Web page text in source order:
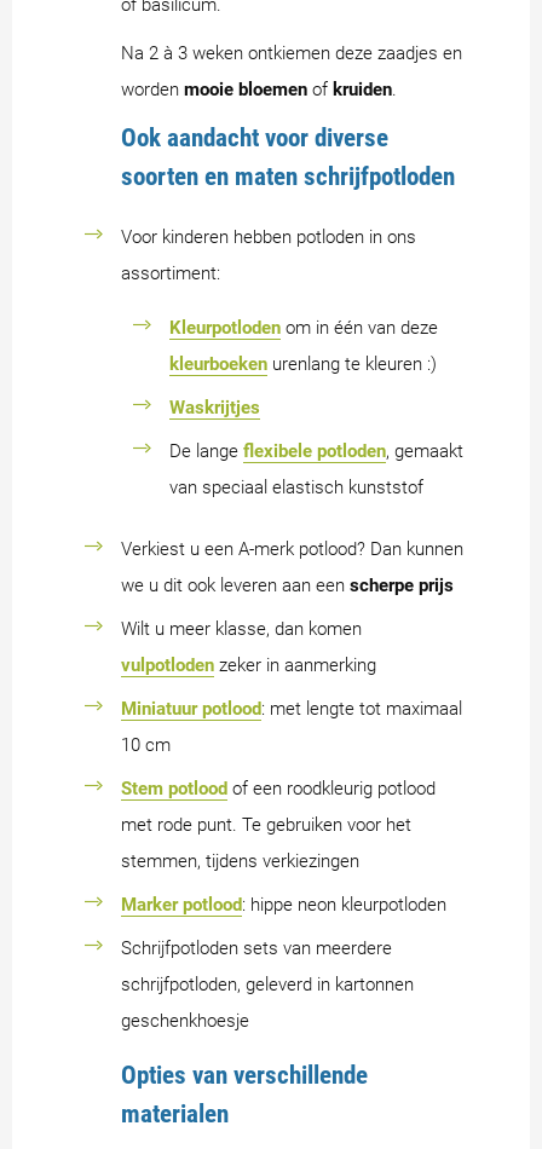
of basilicum.
Na 2 à 3 weken ontkiemen deze zaadjes en
worden mooie bloemen of kruiden.
Ook aandacht voor diverse
soorten en maten schrijfpotloden
Voor kinderen hebben potloden in ons
assortiment:
Kleurpotloden om in één van deze
kleurboeken urenlang te kleuren :)
Waskrijtjes
De lange flexibele potloden, gemaakt
van speciaal elastisch kunststof
Verkiest u een A-merk potlood? Dan kunnen
we u dit ook leveren aan een scherpe prijs
Wilt u meer klasse, dan komen
vulpotloden zeker in aanmerking
Miniatuur potlood: met lengte tot maximaal
10 cm
Stem potlood of een roodkleurig potlood
met rode punt. Te gebruiken voor het
stemmen, tijdens verkiezingen
Marker potlood: hippe neon kleurpotloden
Schrijfpotloden sets van meerdere
schrijfpotloden, geleverd in kartonnen
geschenkhoesje
Opties van verschillende
materialen